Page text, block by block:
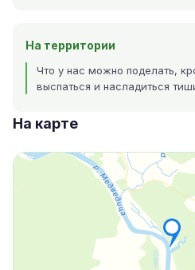
На территории
Что у нас можно поделать,
выспаться и насладиться
На карте